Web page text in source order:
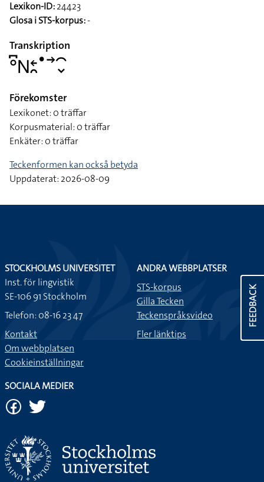
Lexikon-ID:24423
Glosa i STS-korpus:-
Transkription
􌤅􌥚􌥌􌥓􌥘􌤟􌥣􌥯􌦀
Förekomster
Lexikonet: 0 träffar
Korpusmaterial: 0 träffar
Enkäter: 0 träffar
Teckenformen kan också betyda
Uppdaterat: 2026-08-09
FEEDBACK
STOCKHOLMS UNIVERSITET
Inst. för lingvistik
SE-106 91 Stockholm
Telefon: 08-16 23 47
Kontakt
Om webbplatsen
Cookieinställningar
ANDRA WEBBPLATSER
STS-korpus
Gilla Tecken
Teckenspråksvideo
Fler länktips
SOCIALA MEDIER